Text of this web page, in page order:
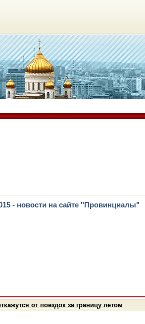
- новости на сайте "Провинциалы"
от поездок за границу летом